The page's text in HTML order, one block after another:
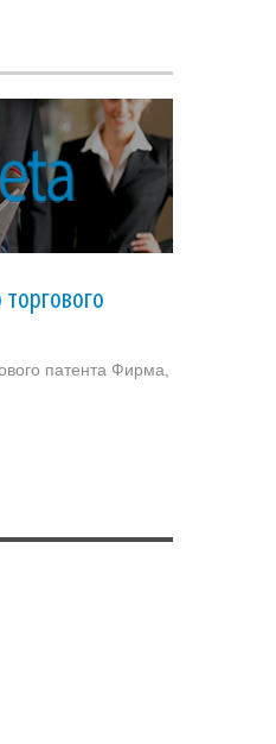
торгового
патента Фирма,